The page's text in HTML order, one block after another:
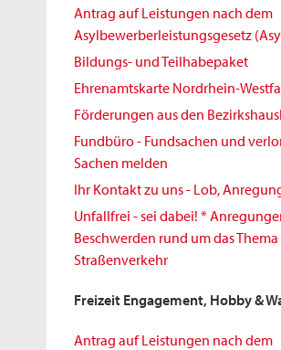
Antrag auf Leistungen nach dem
Asylbewerberleistungsgesetz
Bildungs- und Teilhabepaket
Ehrenamtskarte Nordrhein-
Förderungen aus den
Fundbüro - Fundsachen und
Sachen melden
Ihr Kontakt zu uns - Lob,
Unfallfrei - sei dabei! *
Beschwerden rund um das Thema
Straßenverkehr
Freizeit Engagement, Hobby &
Antrag auf Leistungen nach dem